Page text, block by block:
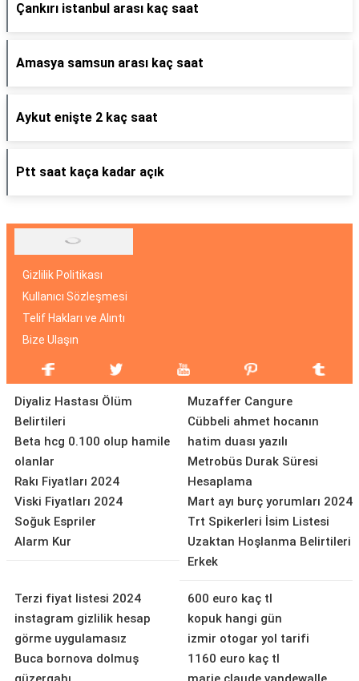
Çankırı istanbul arası kaç saat
Amasya samsun arası kaç saat
Aykut enişte 2 kaç saat
Ptt saat kaça kadar açık
Gizlilik Politikası
Kullanıcı Sözleşmesi
Telif Hakları ve Alıntı
Bize Ulaşın
Diyaliz Hastası Ölüm
Belirtileri
Beta hcg 0.100 olup hamile
olanlar
Rakı Fiyatları 2024
Viski Fiyatları 2024
Soğuk Espriler
Alarm Kur
Muzaffer Cangure
Cübbeli ahmet hocanın
hatim duası yazılı
Metrobüs Durak Süresi
Hesaplama
Mart ayı burç yorumları 2024
Trt Spikerleri İsim Listesi
Uzaktan Hoşlanma Belirtileri
Erkek
Terzi fiyat listesi 2024
instagram gizlilik hesap
görme uygulamasız
Buca bornova dolmuş
600 euro kaç tl
kopuk hangi gün
izmir otogar yol tarifi
1160 euro kaç tl